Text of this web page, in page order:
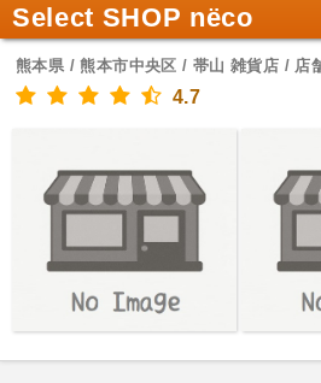
Select SHOP nёco
熊本県 / 熊本市中央区 / 帯山 雑貨店 / 店
4.7